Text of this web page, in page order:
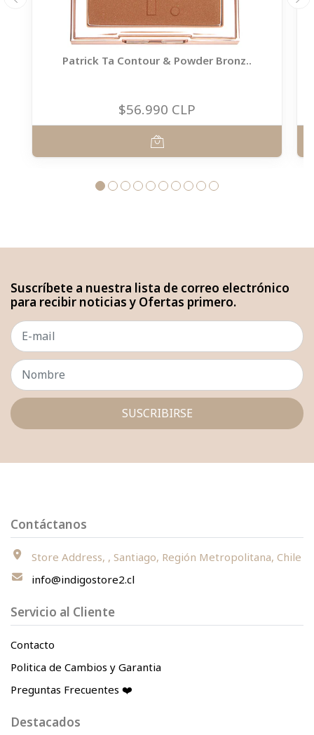
Patrick Ta Contour & Powder Bronz..
$56.990 CLP
Suscríbete a nuestra lista de correo electrónico
para recibir noticias y Ofertas primero.
SUSCRIBIRSE
Contáctanos
Store Address, , Santiago, Región Metropolitana, Chile
info@indigostore2.cl
Servicio al Cliente
Contacto
Politica de Cambios y Garantia
Preguntas Frecuentes ❤️
Destacados